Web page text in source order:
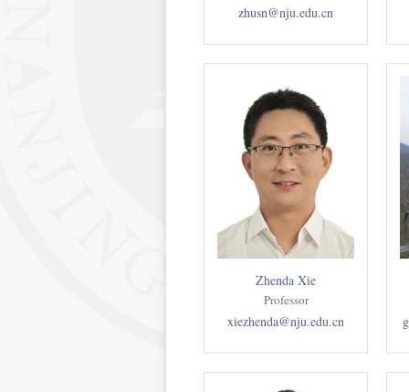
zhusn@nju.edu.cn
Zhenda Xie
Professor
xiezhenda@nju.edu.cn